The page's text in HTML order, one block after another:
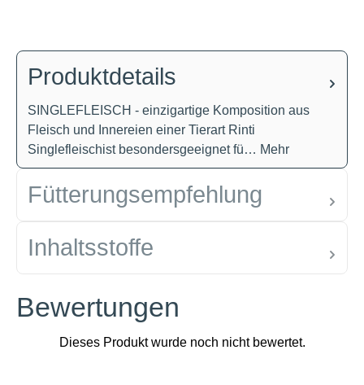
Produktdetails
SINGLEFLEISCH - einzigartige Komposition aus
Fleisch und Innereien einer Tierart Rinti
Singlefleischist besondersgeeignet fü… Mehr
Fütterungsempfehlung
Inhaltsstoffe
Bewertungen